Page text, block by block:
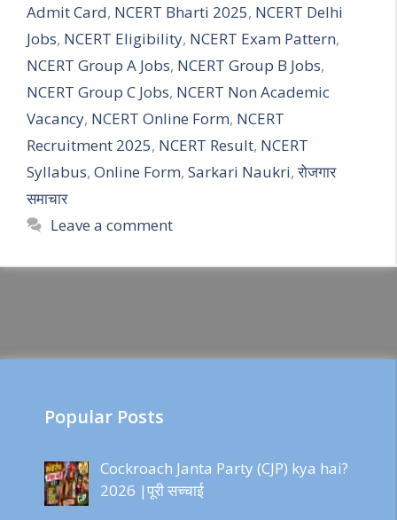
Admit Card, NCERT Bharti 2025, NCERT Delhi
Jobs, NCERT Eligibility, NCERT Exam Pattern,
NCERT Group A Jobs, NCERT Group B Jobs,
NCERT Group C Jobs, NCERT Non Academic
Vacancy, NCERT Online Form, NCERT
Recruitment 2025, NCERT Result, NCERT
Syllabus, Online Form, Sarkari Naukri,रोजगार
समाचार
Leave a comment
Popular Posts
Cockroach Janta Party (CJP) kya hai?
2026 |पूरी सच्चाई